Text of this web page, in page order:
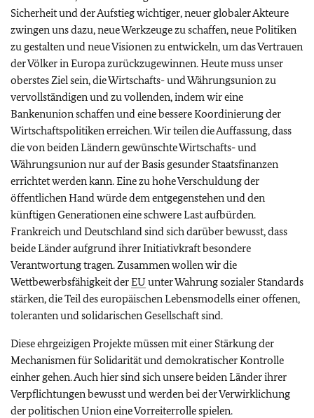
Sicherheit und der Aufstieg wichtiger, neuer globaler Akteure
zwingen uns dazu, neue Werkzeuge zu schaffen, neue Politiken
zu gestalten und neue Visionen zu entwickeln, um das Vertrauen
der Völker in Europa zurückzugewinnen. Heute muss unser
oberstes Ziel sein, die Wirtschafts- und Währungsunion zu
vervollständigen und zu vollenden, indem wir eine
Bankenunion schaffen und eine bessere Koordinierung der
Wirtschaftspolitiken erreichen. Wir teilen die Auffassung, dass
die von beiden Ländern gewünschte Wirtschafts- und
Währungsunion nur auf der Basis gesunder Staatsfinanzen
errichtet werden kann. Eine zu hohe Verschuldung der
öffentlichen Hand würde dem entgegenstehen und den
künftigen Generationen eine schwere Last aufbürden.
Frankreich und Deutschland sind sich darüber bewusst, dass
beide Länder aufgrund ihrer Initiativkraft besondere
Verantwortung tragen. Zusammen wollen wir die
Wettbewerbsfähigkeit derEU unter Wahrung sozialer Standards
stärken, die Teil des europäischen Lebensmodells einer offenen,
toleranten und solidarischen Gesellschaft sind.
Diese ehrgeizigen Projekte müssen mit einer Stärkung der
Mechanismen für Solidarität und demokratischer Kontrolle
einher gehen. Auch hier sind sich unsere beiden Länder ihrer
Verpflichtungen bewusst und werden bei der Verwirklichung
der politischen Union eine Vorreiterrolle spielen.